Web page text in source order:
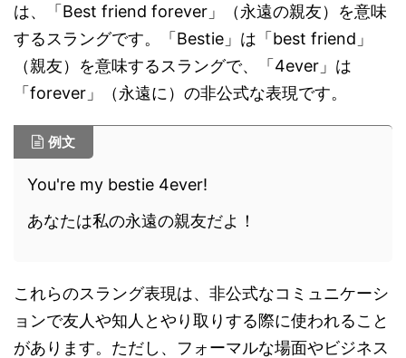
は、「Best friend forever」（永遠の親友）を意味
するスラングです。「Bestie」は「best friend」
（親友）を意味するスラングで、「4ever」は
「forever」（永遠に）の非公式な表現です。
例文
You're my bestie 4ever!
あなたは私の永遠の親友だよ！
これらのスラング表現は、非公式なコミュニケーシ
ョンで友人や知人とやり取りする際に使われること
があります。ただし、フォーマルな場面やビジネス